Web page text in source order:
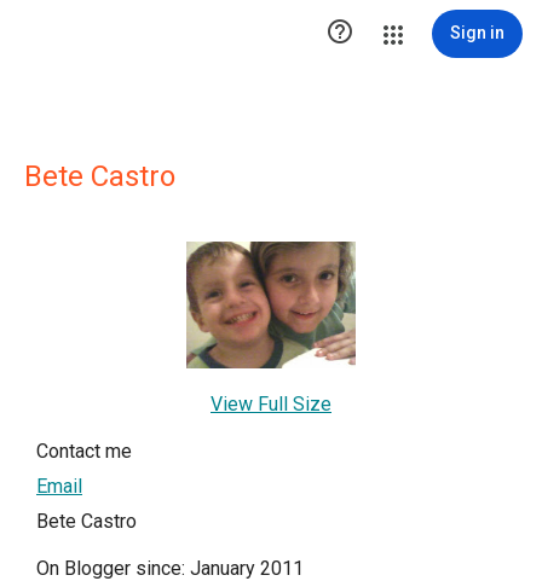
 Sign in
Bete Castro
View Full Size
Contact me
Email
Bete Castro
On Blogger since: January 2011